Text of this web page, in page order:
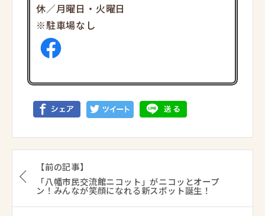
休／月曜日・火曜日
※駐車場なし
【前の記事】
「八幡市民交流館ニコット」がニコッとオープ
ン！みんなが笑顔になれる新スポット誕生！